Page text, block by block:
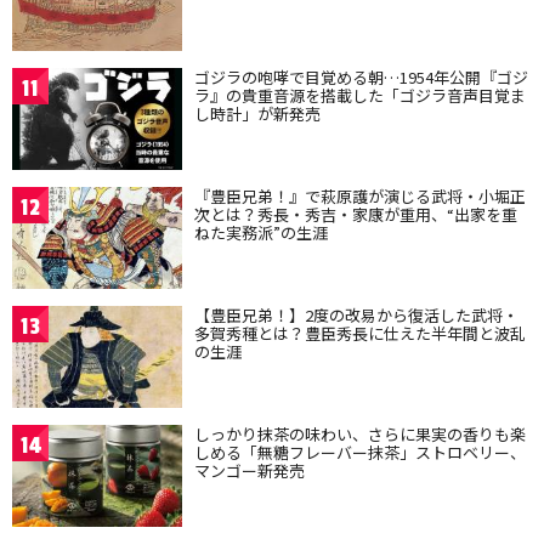
11 ゴジラの咆哮で目覚める朝…1954年公開『ゴジ
ラ』の貴重音源を搭載した「ゴジラ音声目覚ま
し時計」が新発売
12 『豊臣兄弟！』で萩原護が演じる武将・小堀正
次とは？秀長・秀吉・家康が重用、“出家を重
ねた実務派”の生涯
13 【豊臣兄弟！】2度の改易から復活した武将・
多賀秀種とは？豊臣秀長に仕えた半年間と波乱
の生涯
14 しっかり抹茶の味わい、さらに果実の香りも楽
しめる「無糖フレーバー抹茶」ストロベリー、
マンゴー新発売